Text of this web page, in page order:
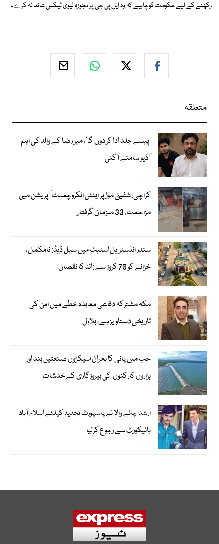
رکھنے کے لیے حکومت کوچاہیے کہ وہ ایل پی جی پر مجوزہ لیوی ٹیکس عائد نہ کرے۔
متعلقہ
’پیسے جلد ادا کر دوں گا‘، میر رضا کے والد کی اہم
آڈیو سامنے آگئی
کراچی: شفیق موڑ پر اینٹی انکروچمنٹ آپریشن میں
مزاحمت، 33 ملزمان گرفتار
سندر انڈسٹریل اسٹیٹ میں سیل ڈیڈز نامکمل،
خزانے کو 70 کروڑ سے زائد کا نقصان
مکہ مشترکہ دفاعی معاہدہ خطے میں امن کی
تاریخی دستاویز ہے، بلاول
حب میں پانی کا بحران؛سیکڑوں صنعتیں بند اور
ہزاروں کارکنوں کی بیروزگاری کے خدشات
ارشد چائے والا نے پاسپورٹ تجدید کیلئے اسلام آباد
ہائیکورٹ سے رجوع کرلیا